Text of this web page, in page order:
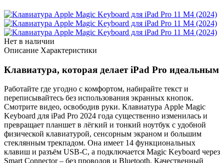
Нет в наличии
Описание Характеристики
Клавиатура, которая делает iPad Pro идеальным
Работайте где угодно с комфортом, набирайте текст и
переписывайтесь без использования экранных кнопок.
Смотрите видео, освободив руки. Клавиатура Apple Magic
Keyboard для iPad Pro 2024 года существенно изменилась и
превращает планшет в лёгкий и тонкий ноутбук с удобной
физической клавиатурой, сенсорным экраном и большим
стеклянным трекпадом. Она имеет 14 функциональных
клавиш и разъём USB-C, а подключается Magic Keyboard через
Smart Connector – без проводов и Bluetooth. Качественный